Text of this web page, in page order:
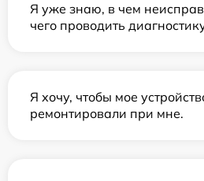
Я уже знаю, в чем
чего проводить
Я хочу, чтобы мое
ремонтировали при мне.